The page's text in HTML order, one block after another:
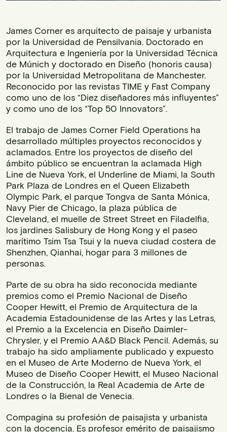
James Corner es arquitecto de paisaje y urbanista
por la Universidad de Pensilvania. Doctorado en
Arquitectura e Ingeniería por la Universidad Técnica
de Múnich y doctorado en Diseño (honoris causa)
por la Universidad Metropolitana de Manchester.
Reconocido por las revistas TIME y Fast Company
como uno de los “Diez diseñadores más influyentes”
y como uno de los “Top 50 Innovators”.
El trabajo de James Corner Field Operations ha
desarrollado múltiples proyectos reconocidos y
aclamados. Entre los proyectos de diseño del
ámbito público se encuentran la aclamada High
Line de Nueva York, el Underline de Miami, la South
Park Plaza de Londres en el Queen Elizabeth
Olympic Park, el parque Tongva de Santa Mónica,
Navy Pier de Chicago, la plaza pública de
Cleveland, el muelle de Street Street en Filadelfia,
los jardines Salisbury de Hong Kong y el paseo
marítimo Tsim Tsa Tsui y la nueva ciudad costera de
Shenzhen, Qianhai, hogar para 3 millones de
personas.
Parte de su obra ha sido reconocida mediante
premios como el Premio Nacional de Diseño
Cooper Hewitt, el Premio de Arquitectura de la
Academia Estadounidense de las Artes y las Letras,
el Premio a la Excelencia en Diseño Daimler-
Chrysler, y el Premio AA&D Black Pencil. Además, su
trabajo ha sido ampliamente publicado y expuesto
en el Museo de Arte Moderno de Nueva York, el
Museo de Diseño Cooper Hewitt, el Museo Nacional
de la Construcción, la Real Academia de Arte de
Londres o la Bienal de Venecia.
Compagina su profesión de paisajista y urbanista
con la docencia. Es profesor emérito de paisajismo